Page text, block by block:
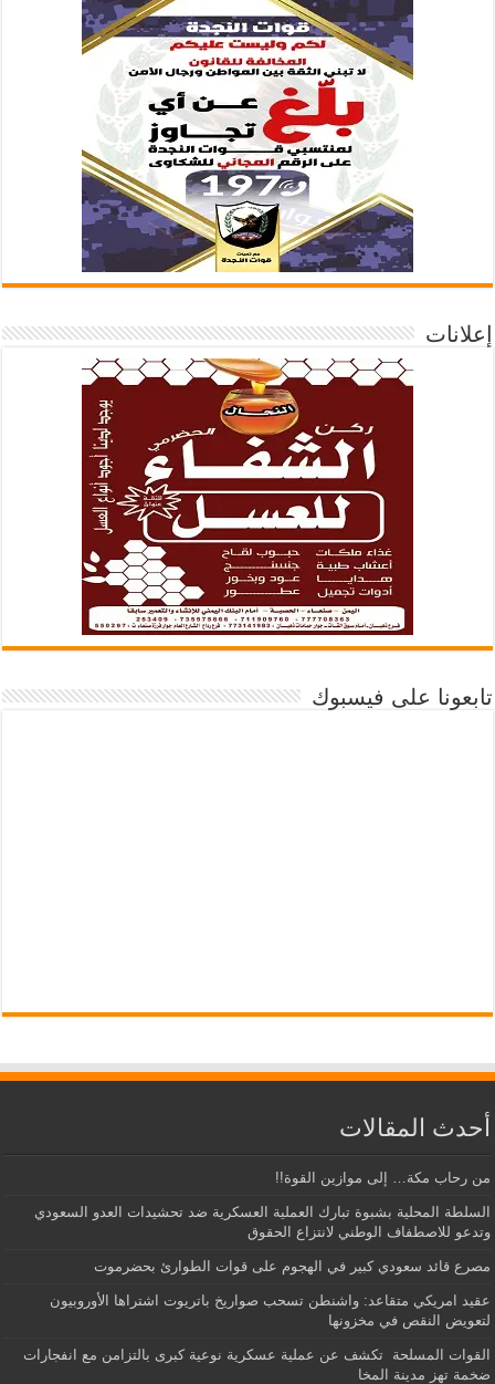
إعلانات
تابعونا على فيسبوك
أحدث المقالات
من رحاب مكة… إلى موازين القوة!!
السلطة المحلية بشبوة تبارك العملية العسكرية ضد تحشيدات العدو السعودي
وتدعو للاصطفاف الوطني لانتزاع الحقوق
مصرع قائد سعودي كبير في الهجوم على قوات الطوارئ بحضرموت
عقيد امريكي متقاعد: واشنطن تسحب صواريخ باتريوت اشتراها الأوروبيون
لتعويض النقص في مخزونها
القوات المسلحة تكشف عن عملية عسكرية نوعية كبرى بالتزامن مع انفجارات
ضخمة تهز مدينة المخا